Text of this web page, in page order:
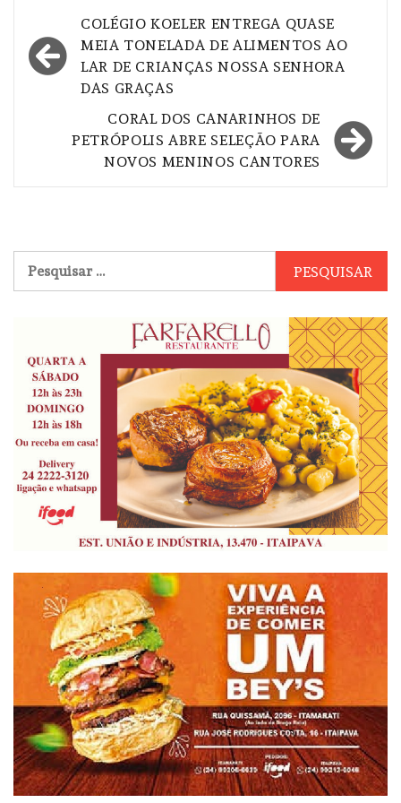
Navegação
de
Post
COLÉGIO KOELER ENTREGA QUASE
MEIA TONELADA DE ALIMENTOS AO
LAR DE CRIANÇAS NOSSA SENHORA
DAS GRAÇAS
CORAL DOS CANARINHOS DE
PETRÓPOLIS ABRE SELEÇÃO PARA
NOVOS MENINOS CANTORES
por: